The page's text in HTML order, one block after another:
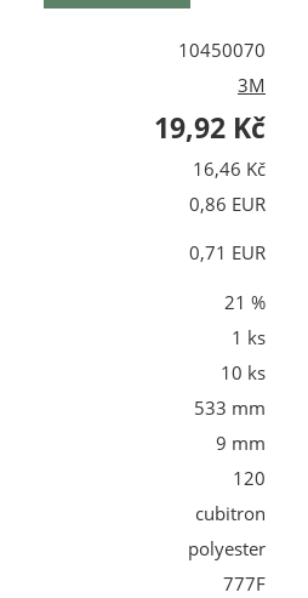
10450070
3M
19,92 Kč
16,46 Kč
0,86 EUR
0,71 EUR
21 %
1 ks
10 ks
533 mm
9 mm
120
cubitron
polyester
777F